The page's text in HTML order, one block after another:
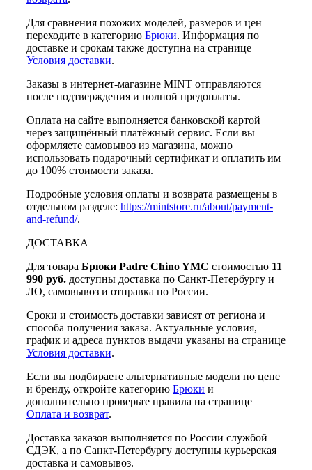
Для сравнения похожих моделей, размеров и цен
переходите в категорию Брюки. Информация по
доставке и срокам также доступна на странице
Условия доставки.
Заказы в интернет-магазине MINT отправляются
после подтверждения и полной предоплаты.
Оплата на сайте выполняется банковской картой
через защищённый платёжный сервис. Если вы
оформляете самовывоз из магазина, можно
использовать подарочный сертификат и оплатить им
до 100% стоимости заказа.
Подробные условия оплаты и возврата размещены в
отдельном разделе: https://mintstore.ru/about/payment-
and-refund/.
ДОСТАВКА
Для товара Брюки Padre Chino YMC стоимостью 11
990 руб. доступны доставка по Санкт-Петербургу и
ЛО, самовывоз и отправка по России.
Сроки и стоимость доставки зависят от региона и
способа получения заказа. Актуальные условия,
график и адреса пунктов выдачи указаны на странице
Условия доставки.
Если вы подбираете альтернативные модели по цене
и бренду, откройте категорию Брюки и
дополнительно проверьте правила на странице
Оплата и возврат.
Доставка заказов выполняется по России службой
СДЭК, а по Санкт-Петербургу доступны курьерская
доставка и самовывоз.